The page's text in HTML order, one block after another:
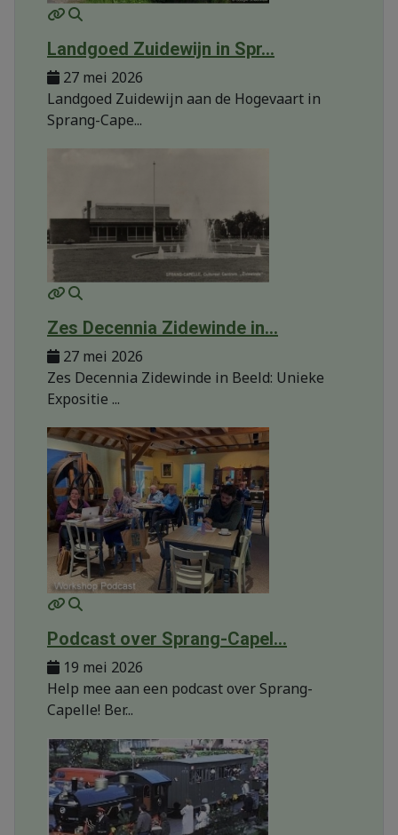
MOD_JTCS_VIEW_ARTICLE_LINK
Landgoed Zuidewijn in Spr...
27 mei 2026
Landgoed Zuidewijn aan de Hogevaart in
Sprang-Cape...
MOD_JTCS_VIEW_ARTICLE_LINK
Zes Decennia Zidewinde in...
27 mei 2026
Zes Decennia Zidewinde in Beeld: Unieke
Expositie ...
MOD_JTCS_VIEW_ARTICLE_LINK
Podcast over Sprang-Capel...
19 mei 2026
Help mee aan een podcast over Sprang-
Capelle! Ber...